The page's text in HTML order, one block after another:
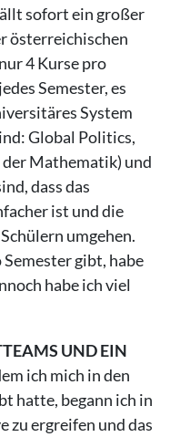
sofort ein großer
österreichischen
4 Kurse pro
Semester, es
System
Global Politics,
der Mathematik) und
dass das
ist und die
umgehen.
gibt, habe
habe ich viel
UND EIN
ich mich in den
hatte, begann ich in
zu ergreifen und das